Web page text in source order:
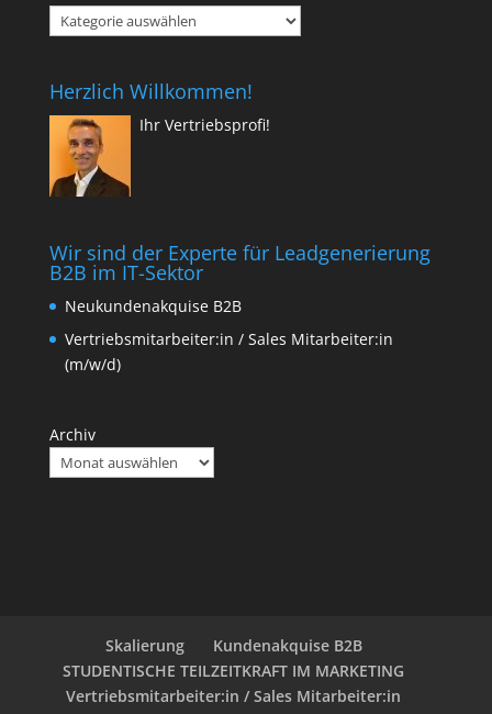
Kategorien
(Blog)
Herzlich Willkommen!
Ihr Vertriebsprofi!
Wir sind der Experte für Leadgenerierung
B2B im IT-Sektor
Neukundenakquise B2B
Vertriebsmitarbeiter:in / Sales Mitarbeiter:in
(m/w/d)
Archiv
Skalierung
Kundenakquise B2B
STUDENTISCHE TEILZEITKRAFT IM MARKETING
Vertriebsmitarbeiter:in / Sales Mitarbeiter:in